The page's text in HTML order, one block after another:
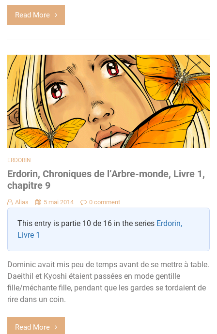
Read More
ERDORIN
Erdorin, Chroniques de l’Arbre-monde, Livre 1,
chapitre 9
Alias 5 mai 2014 0 comment
This entry is partie 10 de 16 in the series Erdorin,
Livre 1
Dominic avait mis peu de temps avant de se mettre à table.
Daeithil et Kyoshi étaient passées en mode gentille
fille/méchante fille, pendant que les gardes se tordaient de
rire dans un coin.
Read More